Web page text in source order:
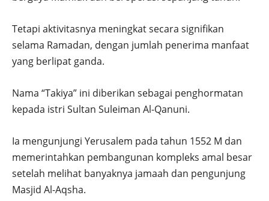
Tetapi aktivitasnya meningkat secara signifikan
selama Ramadan, dengan jumlah penerima manfaat
yang berlipat ganda.
Nama “Takiya” ini diberikan sebagai penghormatan
kepada istri Sultan Suleiman Al-Qanuni.
Ia mengunjungi Yerusalem pada tahun 1552 M dan
memerintahkan pembangunan kompleks amal besar
setelah melihat banyaknya jamaah dan pengunjung
Masjid Al-Aqsha.